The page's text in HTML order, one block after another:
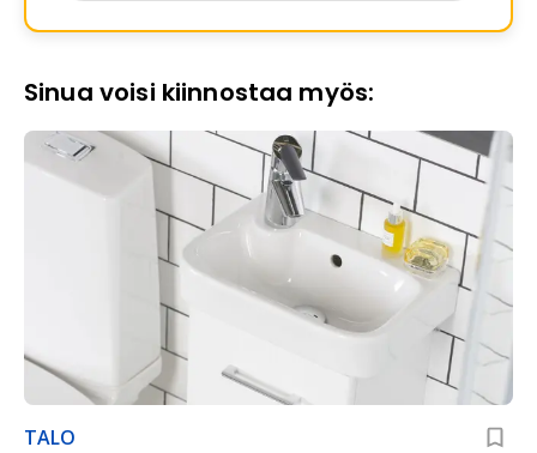
Sinua voisi kiinnostaa myös:
TALO